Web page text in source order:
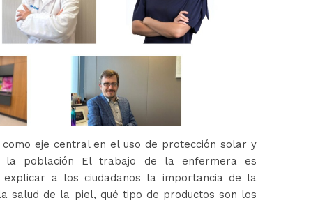
eje central en el uso de protección solar y
población El trabajo de la enfermera es
a los ciudadanos la importancia de la
salud de la piel, qué tipo de productos son los